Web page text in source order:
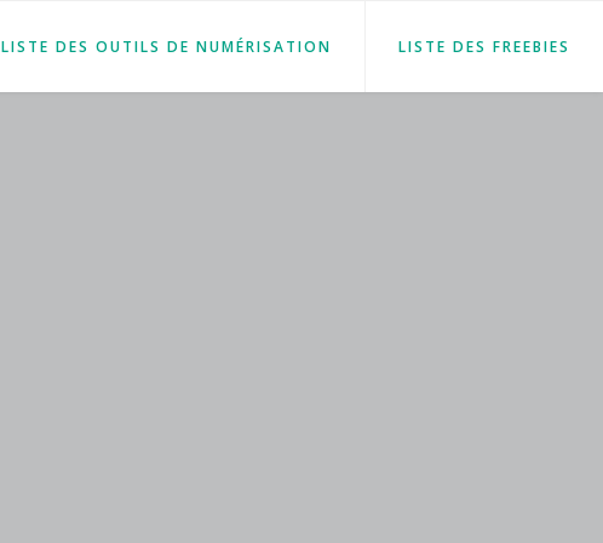
LISTE DES OUTILS DE NUMÉRISATION LISTE DES FREEBIES